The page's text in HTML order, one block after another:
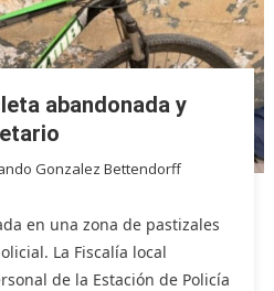
abandonada y
Gonzalez Bettendorff
en una zona de pastizales
La Fiscalía local
de la Estación de Policía